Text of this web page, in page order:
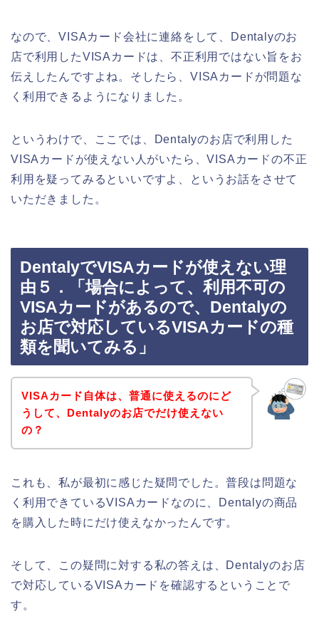
なので、VISAカード会社に連絡をして、Dentalyのお
店で利用したVISAカードは、不正利用ではない旨をお
伝えしたんですよね。そしたら、VISAカードが問題な
く利用できるようになりました。
というわけで、ここでは、Dentalyのお店で利用した
VISAカードが使えない人がいたら、VISAカードの不正
利用を疑ってみるといいですよ、というお話をさせて
いただきました。
DentalyでVISAカードが使えない理
由５．「場合によって、利用不可の
VISAカードがあるので、Dentalyの
お店で対応しているVISAカードの種
類を聞いてみる」
VISAカード自体は、普通に使えるのにど
うして、Dentalyのお店でだけ使えない
の？
これも、私が最初に感じた疑問でした。普段は問題な
く利用できているVISAカードなのに、Dentalyの商品
を購入した時にだけ使えなかったんです。
そして、この疑問に対する私の答えは、Dentalyのお店
で対応しているVISAカードを確認するということで
す。